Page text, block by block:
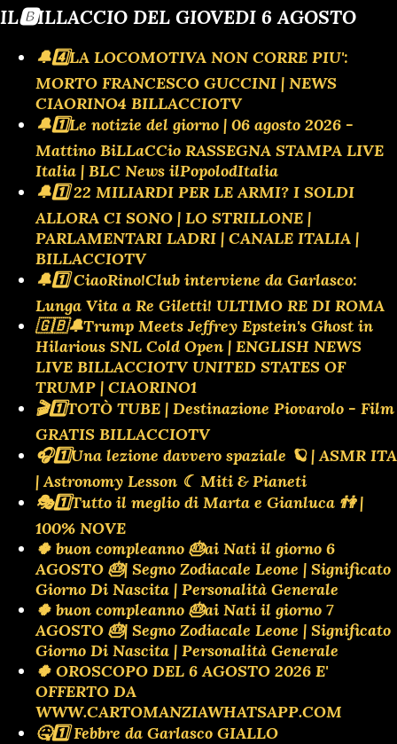
IL🅱️ILLACCIO DEL GIOVEDI 6 AGOSTO
🔔4️⃣LA LOCOMOTIVA NON CORRE PIU':
MORTO FRANCESCO GUCCINI | NEWS
CIAORINO4 BILLACCIOTV
🔔1️⃣Le notizie del giorno | 06 agosto 2026 -
Mattino BiLLaCCio RASSEGNA STAMPA LIVE
Italia | BLC News ilPopolodItalia
🔔1️⃣ 22 MILIARDI PER LE ARMI? I SOLDI
ALLORA CI SONO | LO STRILLONE |
PARLAMENTARI LADRI | CANALE ITALIA |
BILLACCIOTV
🔔1️⃣ CiaoRino!Club interviene da Garlasco:
Lunga Vita a Re Giletti! ULTIMO RE DI ROMA
🇬🇧🔔Trump Meets Jeffrey Epstein's Ghost in
Hilarious SNL Cold Open | ENGLISH NEWS
LIVE BILLACCIOTV UNITED STATES OF
TRUMP | CIAORINO1
🎬1️⃣TOTÒ TUBE | Destinazione Piovarolo - Film
GRATIS BILLACCIOTV
🎧1️⃣Una lezione davvero spaziale 🪐 | ASMR ITA
| Astronomy Lesson ☾ Miti & Pianeti
🎭1️⃣Tutto il meglio di Marta e Gianluca 👫 |
100% NOVE
🍀 buon compleanno 🎂ai Nati il giorno 6
AGOSTO 🎂| Segno Zodiacale Leone | Significato
Giorno Di Nascita | Personalità Generale
🍀 buon compleanno 🎂ai Nati il giorno 7
AGOSTO 🎂| Segno Zodiacale Leone | Significato
Giorno Di Nascita | Personalità Generale
🍀 OROSCOPO DEL 6 AGOSTO 2026 E'
OFFERTO DA
WWW.CARTOMANZIAWHATSAPP.COM
🤒1️⃣ Febbre da Garlasco GIALLO